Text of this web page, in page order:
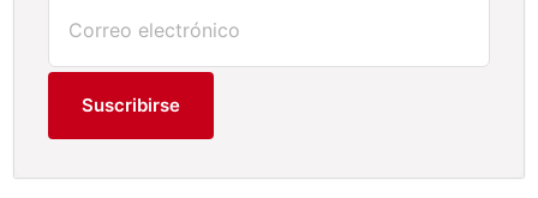
Suscribirse